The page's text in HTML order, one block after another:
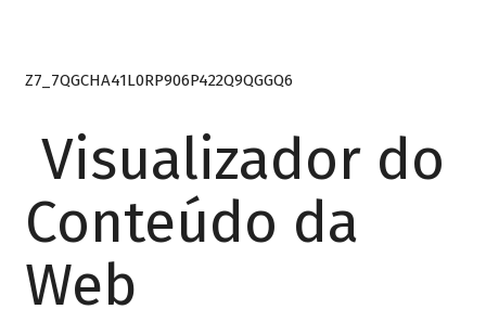
Z7_7QGCHA41L0RP906P422Q9QGGQ6
Visualizador do
Conteúdo da
Web